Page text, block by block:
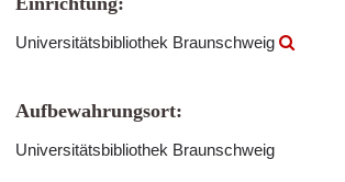
Universitätsbibliothek Braunschweig
Aufbewahrungsort:
Universitätsbibliothek Braunschweig